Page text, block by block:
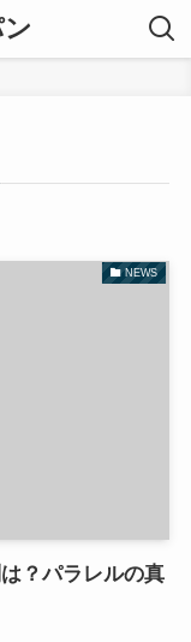
NEWS
？パラレルの真